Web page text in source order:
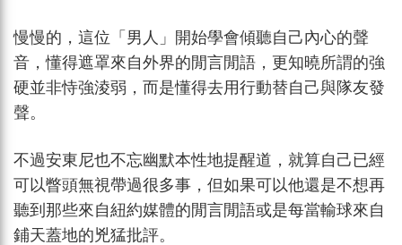
慢慢的，這位「男人」開始學會傾聽自己內心的聲
音，懂得遮罩來自外界的閒言閒語，更知曉所謂的強
硬並非恃強淩弱，而是懂得去用行動替自己與隊友發
聲。
不過安東尼也不忘幽默本性地提醒道，就算自己已經
可以瞥頭無視帶過很多事，但如果可以他還是不想再
聽到那些來自紐約媒體的閒言閒語或是每當輸球來自
鋪天蓋地的兇猛批評。